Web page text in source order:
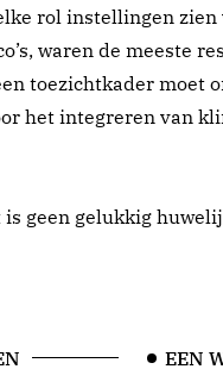
rol instellingen
waren de meeste
toezichtkader moet
het integreren van
is geen gelukkig
EEN